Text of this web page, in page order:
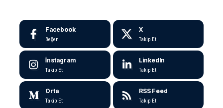
Facebook
Beğen
X
Takip Et
İnstagram
Takip Et
LinkedIn
Takip Et
Orta
Takip Et
RSS Feed
Takip Et